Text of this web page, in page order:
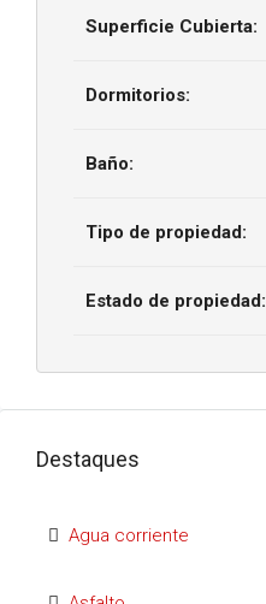
Superficie Cubierta:
Dormitorios:
Baño:
Tipo de propiedad:
Estado de propiedad:
Destaques
Agua corriente